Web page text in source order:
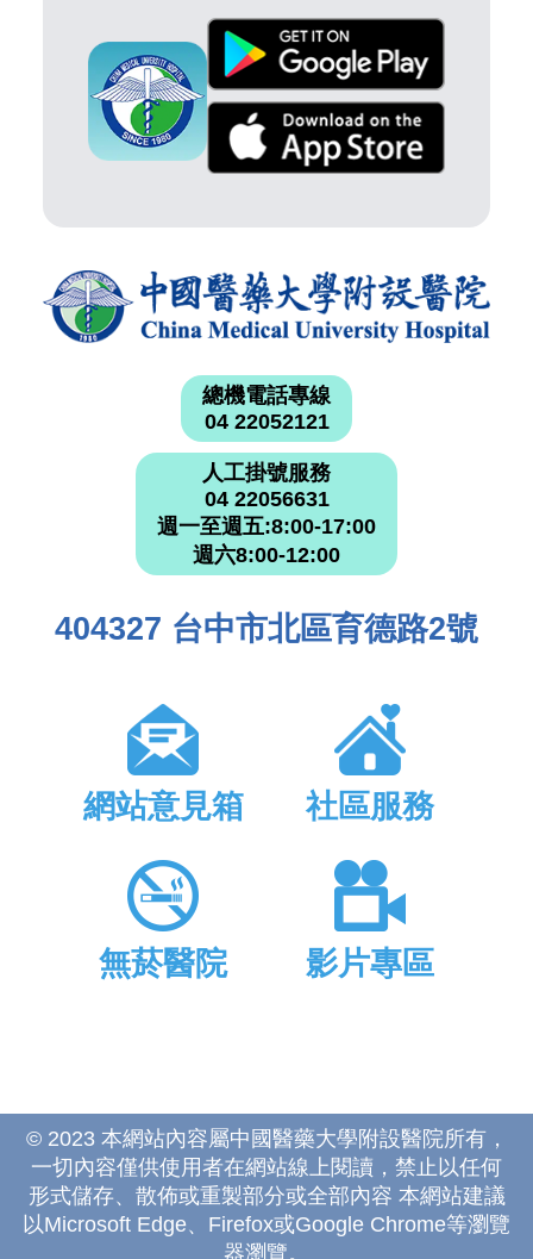
總機電話專線
04 22052121
人工掛號服務
04 22056631
週一至週五:8:00-17:00
週六8:00-12:00
404327 台中市北區育德路2號
網站意見箱 社區服務
無菸醫院 影片專區
© 2023 本網站內容屬中國醫藥大學附設醫院所有，
一切內容僅供使用者在網站線上閱讀，禁止以任何
形式儲存、散佈或重製部分或全部內容 本網站建議
以Microsoft Edge、Firefox或Google Chrome等瀏覽
器瀏覽。